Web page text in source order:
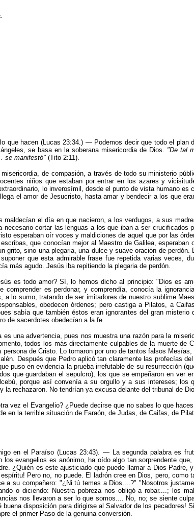
que hacen (Lucas 23:34.) — Podemos decir que todo el
se basa en la soberana misericordia de Dios. "De tal
se manifestó" (Tito 2:11).
de compasión, a través de todo su ministerio
niños que estaban por entrar en los azares y
lo inverosímil, desde el punto de vista humano
el amor de Jesucristo, hasta amar y bendecir a los que
maldecían el día en que nacieron, a los verdugos, a sus
cortar las lenguas a los que iban a ser crucificados
esperaban oír voces y maldiciones de aquel que por las
que conocían mejor al Maestro de Galilea, esperaban
grito, sino una plegaria, una dulce y suave oración de
que esta admirable frase fue repetida varias veces,
más agudo. Jesús iba repitiendo la plegaria de perdón.
es todo amor? Sí, lo hemos dicho al principio: " Dios es
es perdonar, y comprendía, conocía la
a lo sumo, tratando de ser imitadores de nuestro sublime
obedecen órdenes; pero castiga a Pilatos, a
sabía que también éstos eran ignorantes del gran
de sacerdotes obedecían a la fe.
es una advertencia, pues nos muestra una razón para la
todos los más directamente culpables de la muerte de
de Cristo. Lo tomaron por uno de tantos falsos
Después que Pedro aplicó tan claramente las profecías
puso en evidencia la prueba irrefutable de su resurrección
que guardaban el sepulcro), los que se empeñaron en ver
porque así convenía a su orgullo y a sus intereses; los
la rechazaron. No tendrían ya excusa delante del tribunal de
vez el Evangelio? ¿Puede decirse que no sabes lo que
en la terrible situación de Faraón, de Judas, de Caifas, de
en el Paraíso (Lucas 23:43). — La segunda palabra es
los evangelios es anónimo, ha oído algo tan sorprendente
¿Quién es este ajusticiado que puede llamar a Dios Padre,
Pero no, no puede. El ladrón cree en Dios, pero, como
a su compañero: "¿Ni tú temes a Dios....?" " Nosotros
o diciendo: Nuestra pobreza nos obligó a robar....; los
nos llevaron a ser lo que somos.... No, no; se siente
buena disposición para dirigirse al Salvador de los pecadores!
el primer Paso de la genuina conversión.